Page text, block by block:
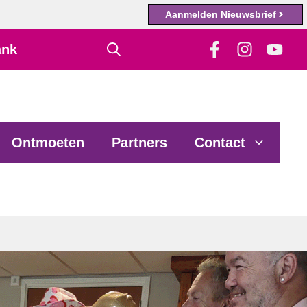
Aanmelden Nieuwsbrief
Ontmoeten Partners Contact